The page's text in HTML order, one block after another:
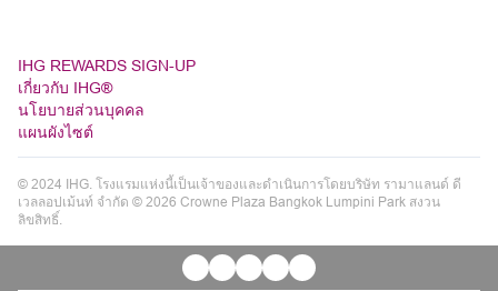
IHG REWARDS SIGN-UP
เกี่ยวกับ IHG®
นโยบายส่วนบุคคล
แผนผังไซต์
© 2024 IHG. โรงแรมแห่งนี้เป็นเจ้าของและดำเนินการโดยบริษัท รามาแลนด์ ดี
เวลลอปเม้นท์ จำกัด © 2026 Crowne Plaza Bangkok Lumpini Park สงวน
ลิขสิทธิ์.